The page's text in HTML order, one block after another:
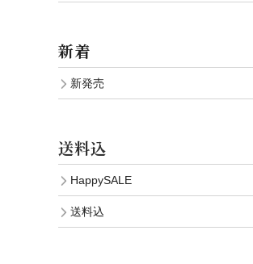
新着
新発売
送料込
HappySALE
送料込